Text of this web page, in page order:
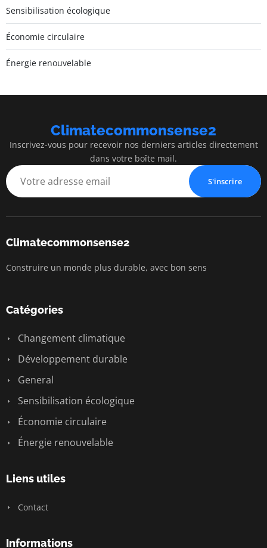
Sensibilisation écologique
Économie circulaire
Énergie renouvelable
Climatecommonsense2
Inscrivez-vous pour recevoir nos derniers articles directement
dans votre boîte mail.
S'inscrire
Climatecommonsense2
Construire un monde plus durable, avec bon sens
Catégories
Changement climatique
Développement durable
General
Sensibilisation écologique
Économie circulaire
Énergie renouvelable
Liens utiles
Contact
Informations